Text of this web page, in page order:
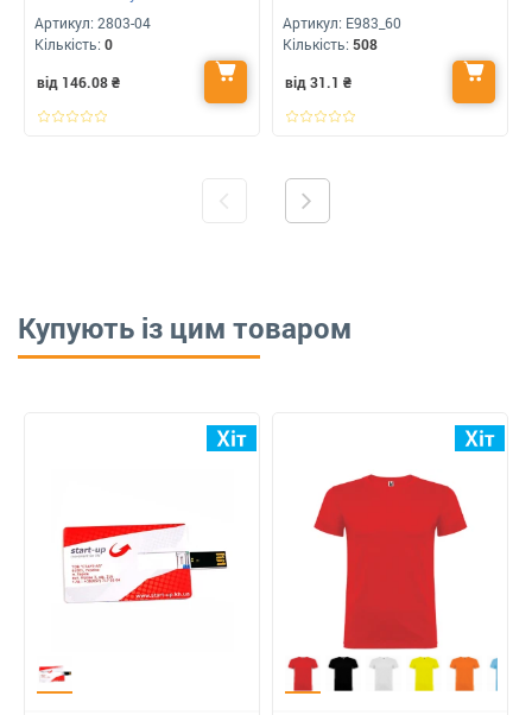
для вашого логотипу
Артикул: 2803-04
Кількість: 0
від 146.08₴
Артикул: E983_60
Кількість: 508
від 31.1 ₴
Купують із цим товаром